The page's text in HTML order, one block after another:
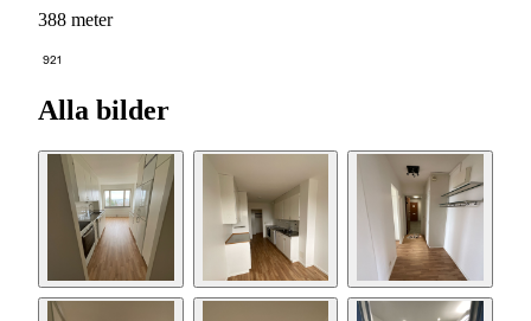
388 meter
921
Alla bilder